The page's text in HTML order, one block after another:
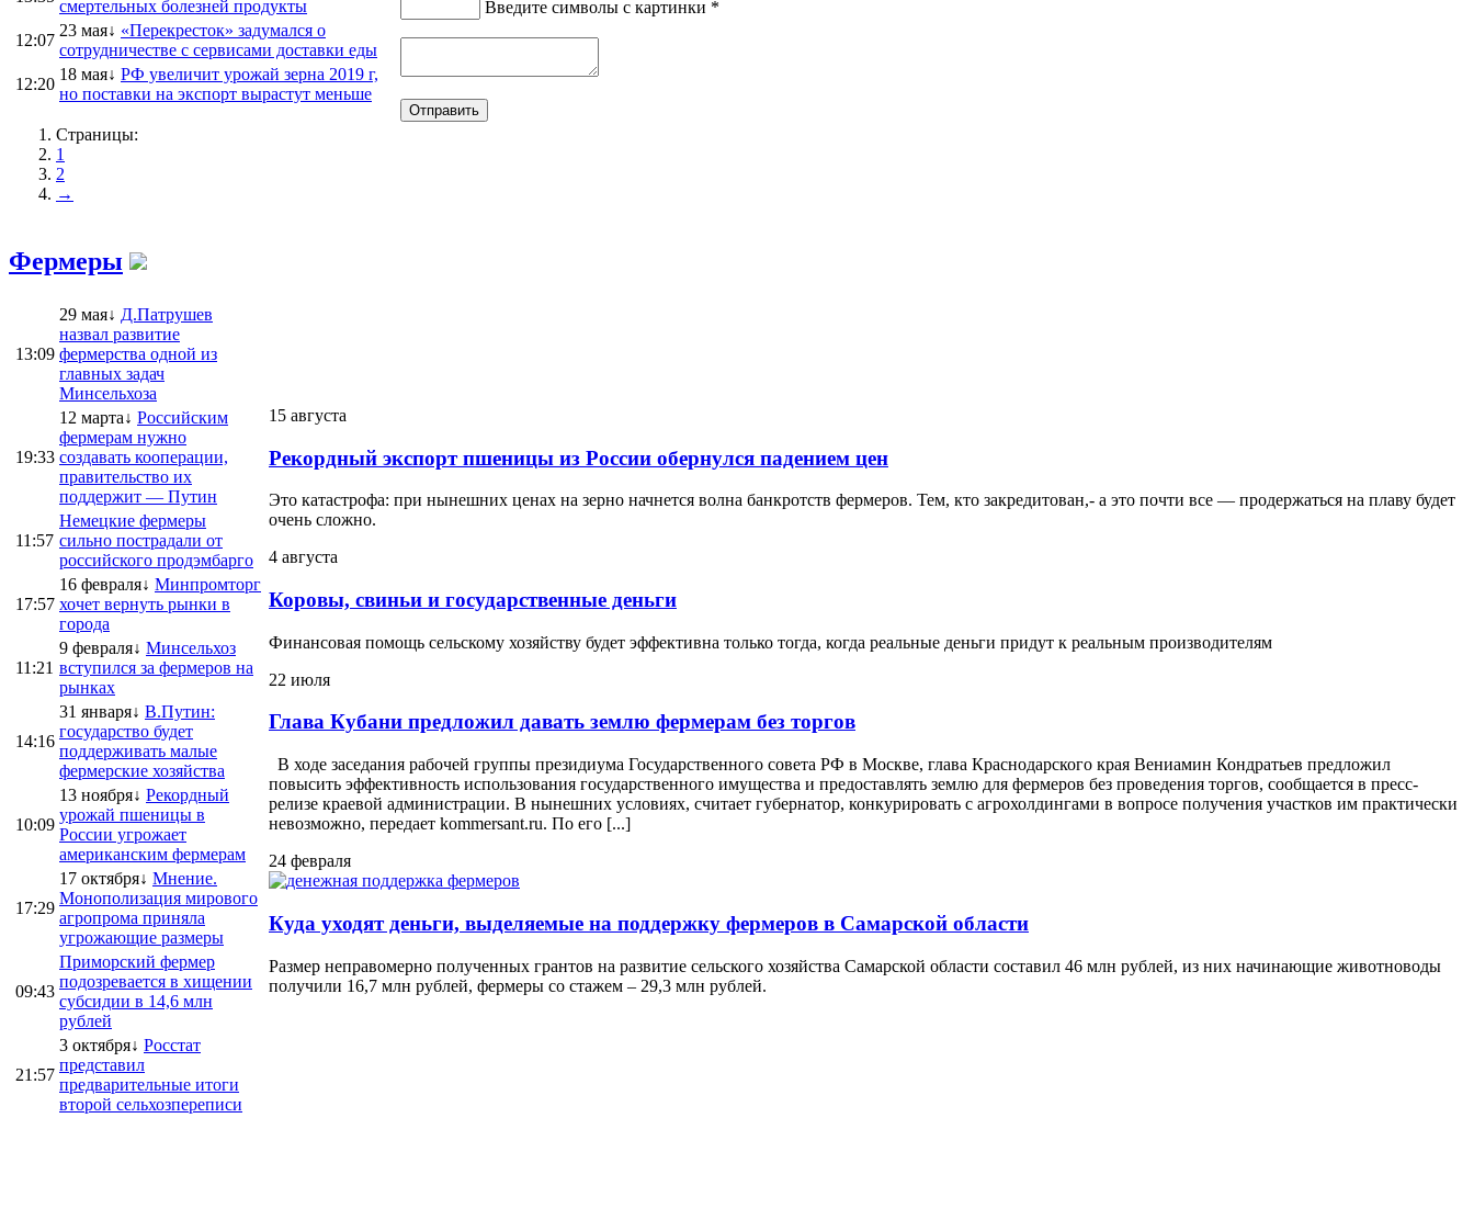
смертельных болезней продукты
12:07
23 мая↓ «Перекресток» задумался о
сотрудничестве с сервисами доставки еды
12:20
18 мая↓ РФ увеличит урожай зерна 2019 г,
но поставки на экспорт вырастут меньше
Страницы:
1
2
→
Введите символы с картинки *
Фермеры
13:09
29 мая↓ Д.Патрушев
назвал развитие
фермерства одной из
главных задач
Минсельхоза
19:33
12 марта↓ Российским
фермерам нужно
создавать кооперации,
правительство их
поддержит — Путин
11:57
Немецкие фермеры
сильно пострадали от
российского продэмбарго
17:57
16 февраля↓ Минпромторг
хочет вернуть рынки в
города
11:21
9 февраля↓ Минсельхоз
вступился за фермеров на
рынках
14:16
31 января↓ В.Путин:
государство будет
поддерживать малые
фермерские хозяйства
10:09
13 ноября↓ Рекордный
урожай пшеницы в
России угрожает
американским фермерам
17:29
17 октября↓ Мнение.
Монополизация мирового
агропрома приняла
угрожающие размеры
09:43
Приморский фермер
подозревается в хищении
субсидии в 14,6 млн
рублей
21:57
3 октября↓ Росстат
представил
предварительные итоги
второй сельхозпереписи
15 августа
Рекордный экспорт пшеницы из России обернулся падением цен
Это катастрофа: при нынешних ценах на зерно начнется волна банкротств фермеров. Тем, кто закредитован,- а это почти все — продержаться на плаву будет
очень сложно.
4 августа
Коровы, свиньи и государственные деньги
Финансовая помощь сельскому хозяйству будет эффективна только тогда, когда реальные деньги придут к реальным производителям
22 июля
Глава Кубани предложил давать землю фермерам без торгов
В ходе заседания рабочей группы президиума Государственного совета РФ в Москве, глава Краснодарского края Вениамин Кондратьев предложил
повысить эффективность использования государственного имущества и предоставлять землю для фермеров без проведения торгов, сообщается в пресс-
релизе краевой администрации. В нынешних условиях, считает губернатор, конкурировать с агрохолдингами в вопросе получения участков им практически
невозможно, передает kommersant.ru. По его [...]
24 февраля
Куда уходят деньги, выделяемые на поддержку фермеров в Самарской области
Размер неправомерно полученных грантов на развитие сельского хозяйства Самарской области составил 46 млн рублей, из них начинающие животноводы
получили 16,7 млн рублей, фермеры со стажем – 29,3 млн рублей.